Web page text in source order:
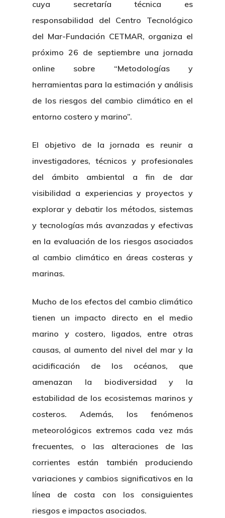
cuya secretaría técnica es
responsabilidad del Centro Tecnológico
del Mar-Fundación CETMAR, organiza el
próximo 26 de septiembre una jornada
online sobre “Metodologías y
herramientas para la estimación y análisis
de los riesgos del cambio climático en el
entorno costero y marino”.
El objetivo de la jornada es reunir a
investigadores, técnicos y profesionales
del ámbito ambiental a fin de dar
visibilidad a experiencias y proyectos y
explorar y debatir los métodos, sistemas
y tecnologías más avanzadas y efectivas
en la evaluación de los riesgos asociados
al cambio climático en áreas costeras y
marinas.
Mucho de los efectos del cambio climático
tienen un impacto directo en el medio
marino y costero, ligados, entre otras
causas, al aumento del nivel del mar y la
acidificación de los océanos, que
amenazan la biodiversidad y la
estabilidad de los ecosistemas marinos y
costeros. Además, los fenómenos
meteorológicos extremos cada vez más
frecuentes, o las alteraciones de las
corrientes están también produciendo
variaciones y cambios significativos en la
línea de costa con los consiguientes
riesgos e impactos asociados.